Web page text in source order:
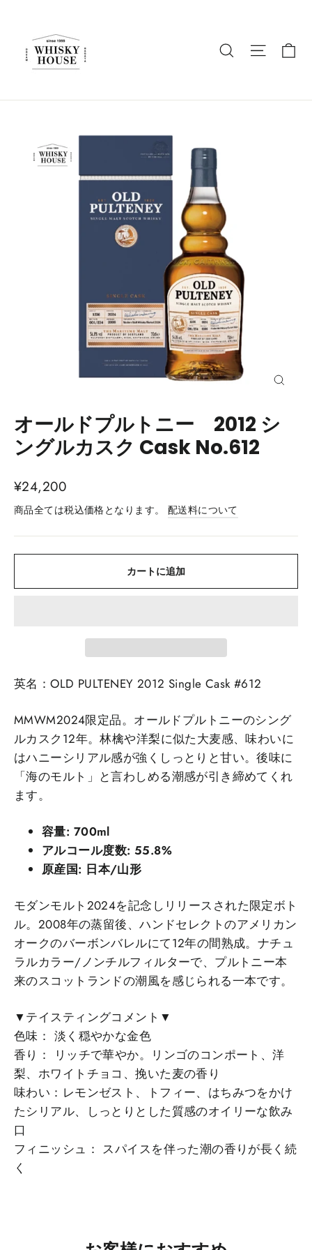
る
商品名を入
ナビ
(esc)
オールドプルトニー 2012 シ
ングルカスク Cask No.612
通
常
格
¥24,200
商品全ては税込価格となります。 配送料について
カートに追加
英名：OLD PULTENEY 2012 Single Cask #612
MMWM2024限定品。オールドプルトニーのシング
ルカスク12年。林檎や洋梨に似た大麦感、味わいに
はハニーシリアル感が強くしっとりと甘い。後味に
「海のモルト」と言わしめる潮感が引き締めてくれ
ます。
容量: 700ml
アルコール度数: 55.8%
原産国: 日本/山形
モダンモルト2024を記念しリリースされた限定ボト
ル。2008年の蒸留後、ハンドセレクトのアメリカン
オークのバーボンバレルにて12年の間熟成。ナチュ
ラルカラー/ノンチルフィルターで、プルトニー本
来のスコットランドの潮風を感じられる一本です。
▼テイスティングコメント▼
色味： 淡く穏やかな金色
香り： リッチで華やか。リンゴのコンポート、洋
梨、ホワイトチョコ、挽いた麦の香り
味わい：レモンゼスト、トフィー、はちみつをかけ
たシリアル、しっとりとした質感のオイリーな飲み
口
フィニッシュ： スパイスを伴った潮の香りが長く続
く